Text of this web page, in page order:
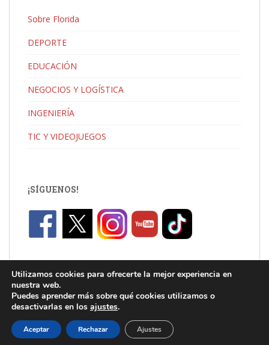
Sobre Florida
DEPORTE
EDUCACIÓN
NEGOCIOS Y LOGÍSTICA
INGENIERÍA
TIC Y VIDEOJUEGOS
¡SÍGUENOS!
C/ Jaume I, Catarroja |info.uni@florida-uni.es
Theme porColorlibDesarrollado por
Utilizamos cookies para ofrecerte la mejor experiencia en
nuestra web.
Puedes aprender más sobre qué cookies utilizamos o
desactivarlas en los ajustes.
Aceptar Rechazar Ajustes